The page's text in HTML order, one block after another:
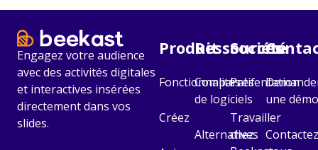
Engagez votre audience
avec des activités digitales
et interactives insérées
directement dans vos
slides.
Produit
Fonctionnalités
Créez
Ressources
Comparatif
de logiciels
Alternatives
Société​
Présentation
Travailler
chez
une démo